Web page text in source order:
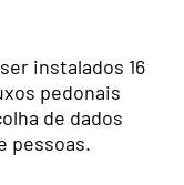
instalados 16
pedonais
de dados
pessoas.